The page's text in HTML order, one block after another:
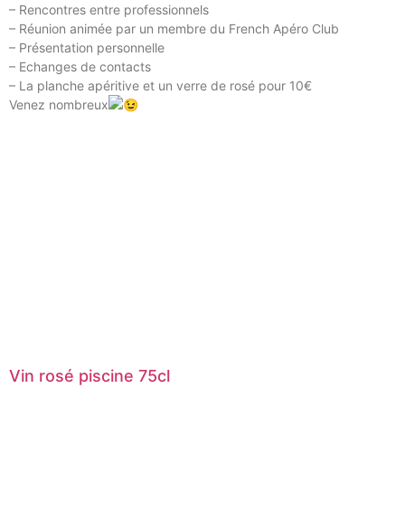
– Rencontres entre professionnels
– Réunion animée par un membre du French Apéro Club
– Présentation personnelle
– Echanges de contacts
– La planche apéritive et un verre de rosé pour 10€
Venez nombreux
Vin rosé piscine 75cl